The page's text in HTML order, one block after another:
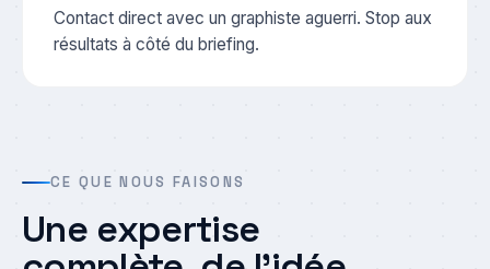
Contact direct avec un graphiste aguerri. Stop aux
résultats à côté du briefing.
CE QUE NOUS FAISONS
Une expertise